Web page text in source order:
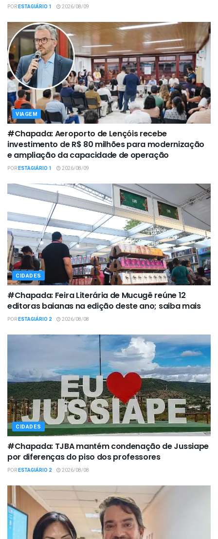
PORESTAGIÁRIO 1 2026/08/09
VIAGEM
#Chapada: Aeroporto de Lençóis recebe
investimento de R$ 80 milhões para modernização
e ampliação da capacidade de operação
PORESTAGIÁRIO 1 2026/08/09
CIDADES
#Chapada: Feira Literária de Mucugê reúne 12
editoras baianas na edição deste ano; saiba mais
PORESTAGIÁRIO 2 2026/08/08
CIDADES
#Chapada: TJBA mantém condenação de Jussiape
por diferenças do piso dos professores
PORESTAGIÁRIO 2 2026/08/08